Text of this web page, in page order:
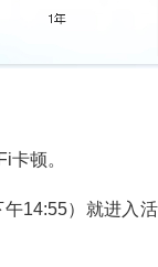
顿。
14:55）就进入